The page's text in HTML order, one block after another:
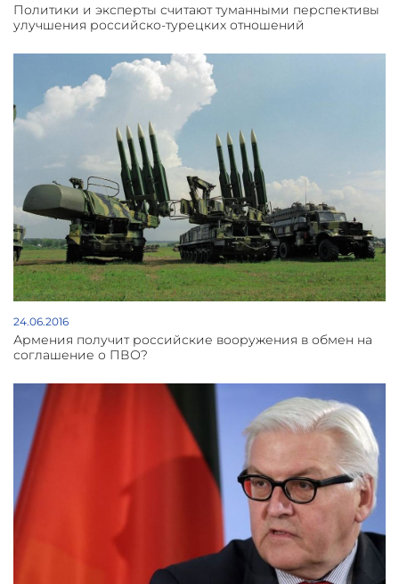
Политики и эксперты считают туманными перспективы
улучшения российско-турецких отношений
24.06.2016
Армения получит российские вооружения в обмен на
соглашение о ПВО?